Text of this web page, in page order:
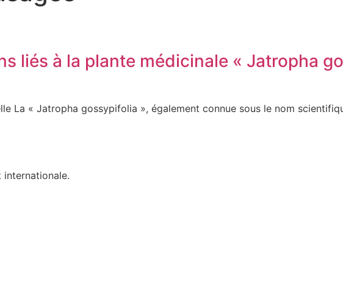
liés à la plante médicinale « Jatropha
La « Jatropha gossypifolia », également connue sous le nom
internationale.